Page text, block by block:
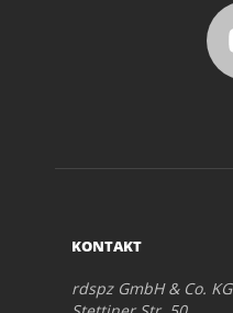
KONTAKT
rdspz GmbH & Co. KG